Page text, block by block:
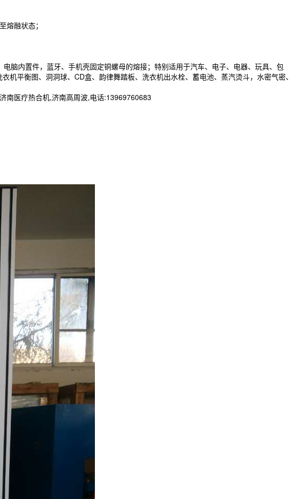
融状态；
脑内置件，蓝牙、手机壳固定铜螺母的熔接；特别适用于汽车、电子、电器、玩具、包
平衡图、洞洞球、CD盒、韵律舞踏板、洗衣机出水栓、蓄电池、蒸汽烫斗，水密气密、
南医疗热合机,济南高周波,电话:13969760683